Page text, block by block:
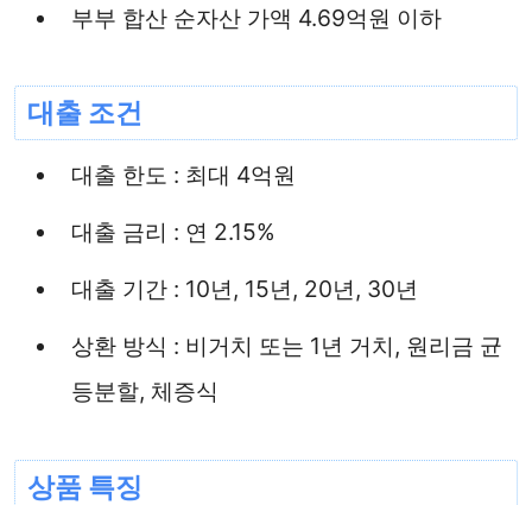
부부 합산 순자산 가액 4.69억원 이하
대출 조건
대출 한도 : 최대 4억원
대출 금리 : 연 2.15%
대출 기간 : 10년, 15년, 20년, 30년
상환 방식 : 비거치 또는 1년 거치, 원리금 균
등분할, 체증식
상품 특징